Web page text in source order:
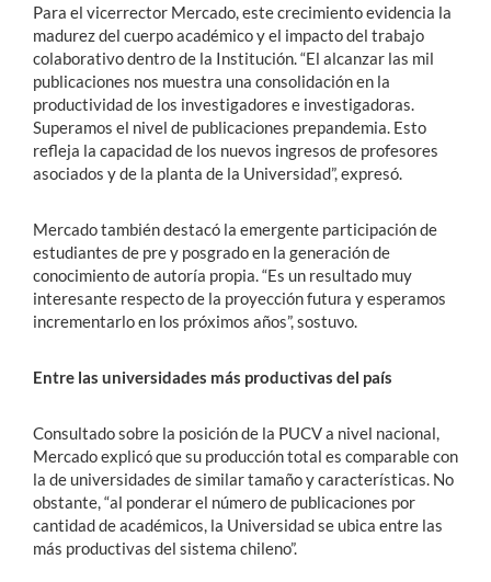
Para el vicerrector Mercado, este crecimiento evidencia la
madurez del cuerpo académico y el impacto del trabajo
colaborativo dentro de la Institución. “El alcanzar las mil
publicaciones nos muestra una consolidación en la
productividad de los investigadores e investigadoras.
Superamos el nivel de publicaciones prepandemia. Esto
refleja la capacidad de los nuevos ingresos de profesores
asociados y de la planta de la Universidad”, expresó.
Mercado también destacó la emergente participación de
estudiantes de pre y posgrado en la generación de
conocimiento de autoría propia. “Es un resultado muy
interesante respecto de la proyección futura y esperamos
incrementarlo en los próximos años”, sostuvo.
Entre las universidades más productivas del país
Consultado sobre la posición de la PUCV a nivel nacional,
Mercado explicó que su producción total es comparable con
la de universidades de similar tamaño y características. No
obstante, “al ponderar el número de publicaciones por
cantidad de académicos, la Universidad se ubica entre las
más productivas del sistema chileno”.